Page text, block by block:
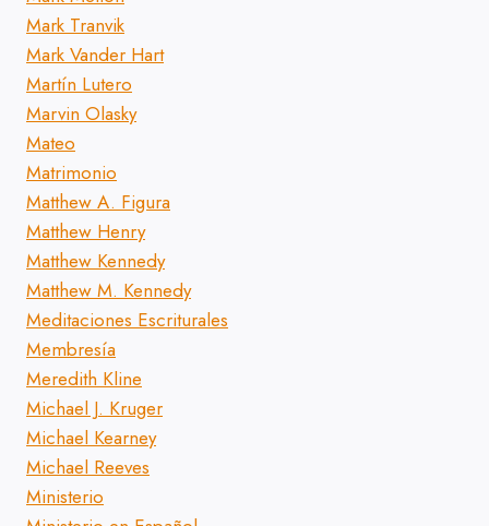
Mark Tranvik
Mark Vander Hart
Martín Lutero
Marvin Olasky
Mateo
Matrimonio
Matthew A. Figura
Matthew Henry
Matthew Kennedy
Matthew M. Kennedy
Meditaciones Escriturales
Membresía
Meredith Kline
Michael J. Kruger
Michael Kearney
Michael Reeves
Ministerio